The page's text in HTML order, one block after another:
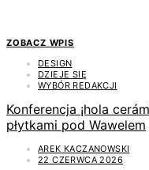
ZOBACZ WPIS
DESIGN
DZIEJE SIĘ
WYBÓR REDAKCJI
Konferencja ¡hola
płytkami pod Wawelem
AREK KACZANOWSKI
22 CZERWCA 2026